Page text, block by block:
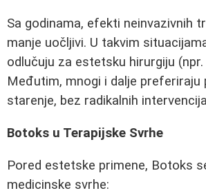
Sa godinama, efekti neinvazivnih
manje uočljivi. U takvim
odlučuju za estetsku hirurgiju
Međutim, mnogi i dalje preferiraju
starenje, bez radikalnih
Botoks u Terapijske Svrhe
Pored estetske primene, Botoks
medicinske svrhe: